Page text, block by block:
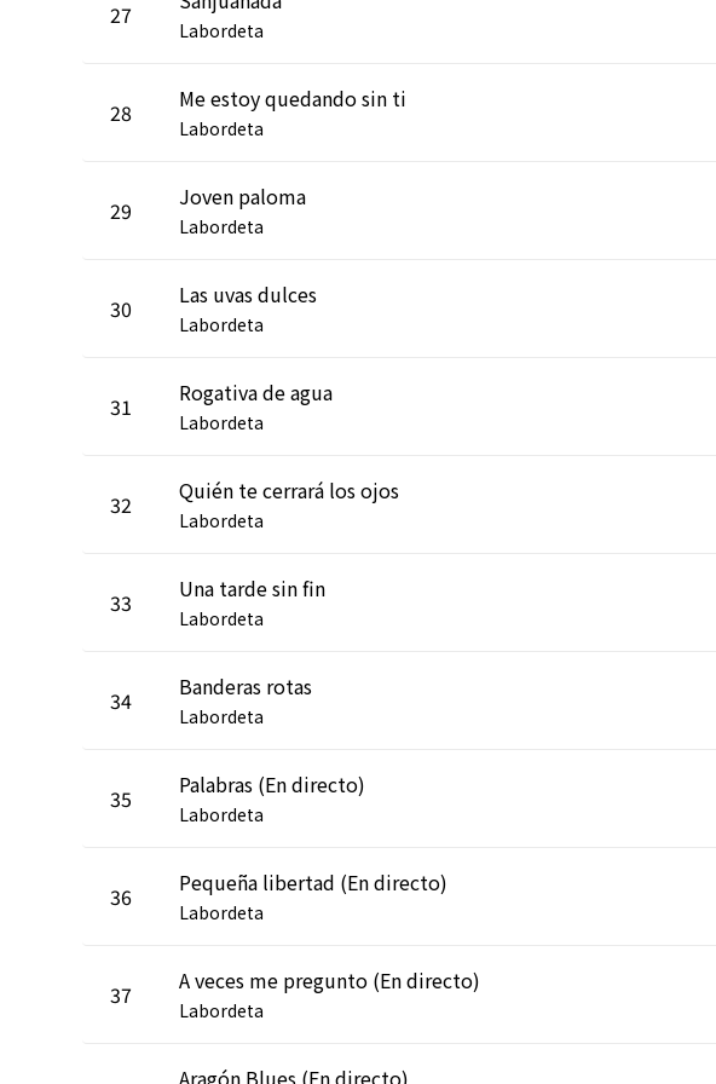
27
Labordeta
28 Me estoy quedando sin ti
Labordeta
29 Joven paloma
Labordeta
30 Las uvas dulces
Labordeta
31 Rogativa de agua
Labordeta
32 Quién te cerrará los ojos
Labordeta
33 Una tarde sin fin
Labordeta
34 Banderas rotas
Labordeta
35 Palabras (En directo)
Labordeta
36 Pequeña libertad (En directo)
Labordeta
37 A veces me pregunto (En directo)
Labordeta
Aragón Blues (En directo)